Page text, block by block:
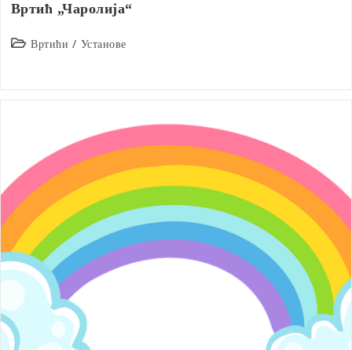
Вртић „Чаролија“
PostВртићи / Установе